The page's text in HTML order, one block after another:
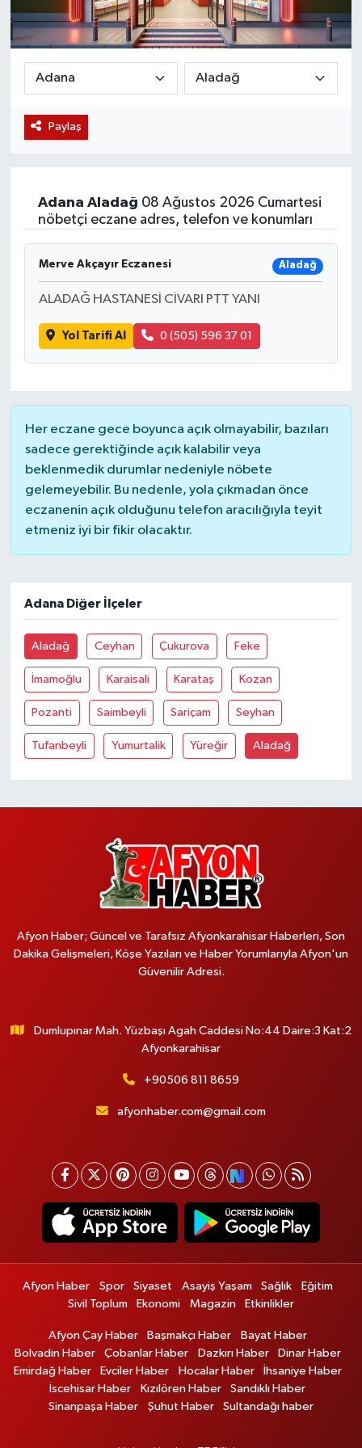
Paylaş
Adana Aladağ 08 Ağustos 2026 Cumartesi
nöbetçi eczane adres, telefon ve konumları
Merve Akçayır Eczanesi Aladağ
ALADAĞ HASTANESİ CİVARI PTT YANI
Yol Tarifi Al 0 (505) 596 37 01
Her eczane gece boyunca açık olmayabilir, bazıları
sadece gerektiğinde açık kalabilir veya
beklenmedik durumlar nedeniyle nöbete
gelemeyebilir. Bu nedenle, yola çıkmadan önce
eczanenin açık olduğunu telefon aracılığıyla teyit
etmeniz iyi bir fikir olacaktır.
Adana Diğer İlçeler
Aladağ Ceyhan Çukurova Feke
İmamoğlu Karaisali Karataş Kozan
Pozanti Saimbeyli Sariçam Seyhan
Tufanbeyli Yumurtalik Yüreğir Aladağ
Afyon Haber; Güncel ve Tarafsız Afyonkarahisar Haberleri, Son
Dakika Gelişmeleri, Köşe Yazıları ve Haber Yorumlarıyla Afyon'un
Güvenilir Adresi.
Dumlupınar Mah. Yüzbaşı Agah Caddesi No:44 Daire:3 Kat:2
Afyonkarahisar
+90506 811 8659
afyonhaber.com@gmail.com
Afyon Haber Spor Siyaset Asayiş Yaşam Sağlık
Eğitim
Sivil Toplum
Ekonomi Magazin Etkinlikler
Afyon Çay Haber Başmakçı Haber
Bayat Haber
Bolvadin Haber
Çobanlar Haber Dazkırı Haber
Dinar Haber
Emirdağ Haber
Evciler Haber Hocalar Haber
İhsaniye Haber
İscehisar Haber
Kızılören Haber
Sandıklı Haber
Sinanpaşa Haber
Şuhut Haber Sultandağı haber
Magazin
Etkinlikler